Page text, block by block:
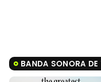
BANDA SONORA DE